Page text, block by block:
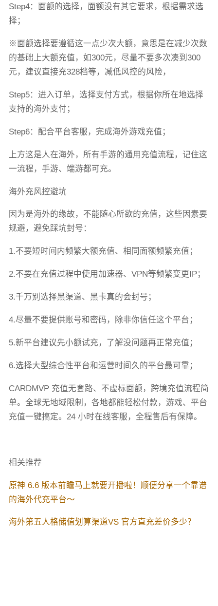
Step4：面额的选择，面额没有其它要求，根据需求选
择；
※面额选择要遵循这一点少次大额，意思是在减少次数
的基础上大额充值，如300元，尽量不要多次凑到300
元，建议直接充328档等，减低风控的风险，
Step5：进入订单，选择支付方式，根据你所在地选择
支持的海外支付；
Step6：配合平台客服，完成海外游戏充值；
上方这是人在海外，所有手游的通用充值流程，记住这
一流程，手游、端游都可充。
海外充风控避坑
因为是海外的缘故，不能随心所欲的充值，这些因素要
规避，避免踩坑封号：
1.不要短时间内频繁大额充值、相同面额频繁充值；
2.不要在充值过程中使用加速器、VPN等频繁变更IP；
3.千万别选择黑渠道、黑卡真的会封号；
4.尽量不要提供账号和密码，除非你信任这个平台；
5.新平台建议先小额试充，了解没问题再正常充值；
6.选择大型综合性平台和运营时间久的平台最可靠；
CARDMVP 充值无套路、不虚标面额，跨境充值流程简
单。全球无地域限制，各地都能轻松付款，游戏、平台
充值一键搞定。24 小时在线客服，全程售后有保障。
相关推荐
原神 6.6 版本前瞻马上就要开播啦！顺便分享一个靠谱
的海外代充平台～
海外第五人格储值划算渠道VS 官方直充差价多少？